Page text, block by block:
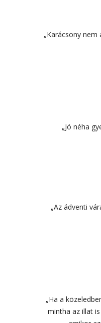
„Karácsony
„Jó néha
„Az ádventi
„Ha a
mintha az illat